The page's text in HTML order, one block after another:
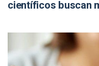
científicos buscan